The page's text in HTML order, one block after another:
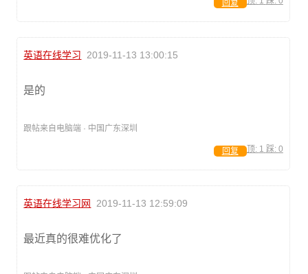
回复
英语在线学习 2019-11-13 13:00:15
是的
跟帖来自电脑端 · 中国广东深圳
顶: 1 踩: 0
回复
英语在线学习网 2019-11-13 12:59:09
最近真的很难优化了